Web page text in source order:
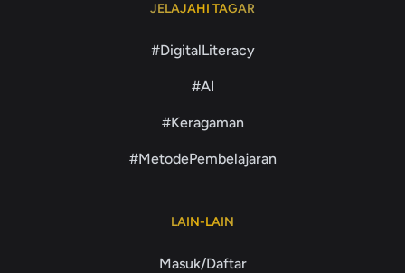
JELAJAHI TAGAR
#DigitalLiteracy
#AI
#Keragaman
#MetodePembelajaran
LAIN-LAIN
Masuk/Daftar